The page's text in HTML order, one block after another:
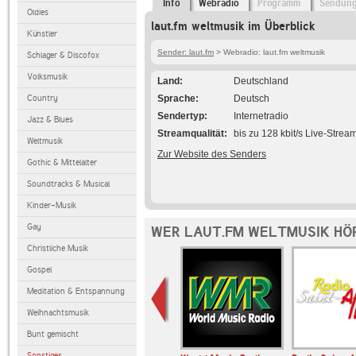
Oldies
Künstler
Schlager & Discofox
Volksmusik
Country
Jazz & Blues
Weltmusik
Gothic & Mittelalter
Soundtracks & Musical
Kinder-Musik
Gay
Christliche Musik
Gospel
Meditation & Entspannung
Weihnachtsmusik
Bunt gemischt
Info Webradio Programm
laut.fm weltmusik im Überblick
Sender: laut.fm > Webradio: laut.fm weltmusik
Land
Deutschland
Sprache
Deutsch
Sendertyp
Internetradio
Streamqualität
bis zu 128 kbit/s Live-
Zur Website des Senders
WER LAUT.FM WELTMUSIK